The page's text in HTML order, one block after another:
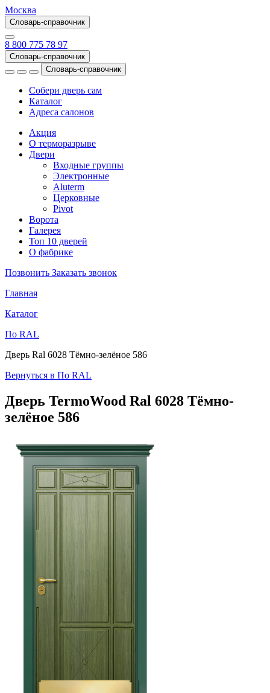
Москва
Словарь-справочник
8 800 775 78 97
Словарь-справочник
Словарь-справочник
Собери дверь сам
Каталог
Адреса салонов
Акция
О терморазрыве
Двери
Входные группы
Электронные
Aluterm
Церковные
Pivot
Ворота
Галерея
Топ 10 дверей
О фабрике
Позвонить Заказать звонок
Главная
Каталог
По RAL
Дверь Ral 6028 Тёмно-зелёное 586
Вернуться в По RAL
Дверь TermoWood Ral 6028 Тёмно-
зелёное 586